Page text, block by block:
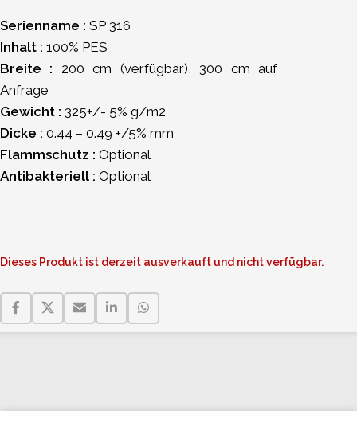
Serienname : SP 316
Inhalt : 100% PES
Breite : 200 cm (verfügbar), 300 cm auf
Anfrage
Gewicht : 325+/- 5% g/m2
Dicke : 0.44 – 0.49 +/5% mm
Flammschutz : Optional
Antibakteriell : Optional
Dieses Produkt ist derzeit ausverkauft und nicht verfügbar.